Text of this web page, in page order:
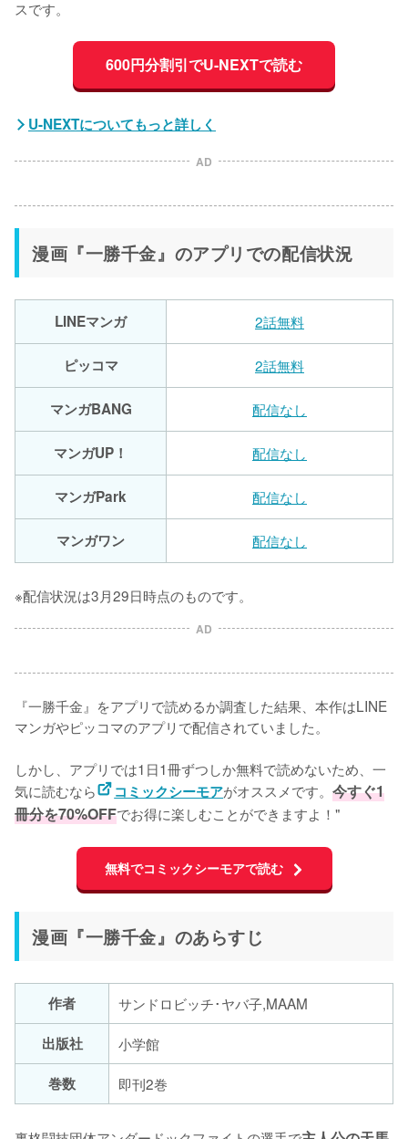
スです。
600円分割引でU-NEXTで読む
U-NEXTについてもっと詳しく
AD
漫画『一勝千金』のアプリでの配信状況
LINEマンガ 2話無料
ピッコマ 2話無料
マンガBANG 配信なし
マンガUP！ 配信なし
マンガPark 配信なし
マンガワン 配信なし
※配信状況は3月29日時点のものです。
AD
『一勝千金』をアプリで読めるか調査した結果、本作はLINE
マンガやピッコマのアプリで配信されていました。
しかし、アプリでは1日1冊ずつしか無料で読めないため、一
気に読むなら
コミックシーモアがオススメです。今すぐ1
冊分を70%OFFでお得に楽しむことができますよ！"
無料でコミックシーモアで読む
漫画『一勝千金』のあらすじ
作者
サンドロビッチ･ヤバ子,MAAM
出版社
小学館
巻数
即刊2巻